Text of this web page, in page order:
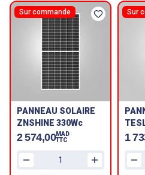
Sur commande
PANNEAU SOLAIRE
ZNSHINE 330Wc
2 574,00MAD
TTC
Sur
1